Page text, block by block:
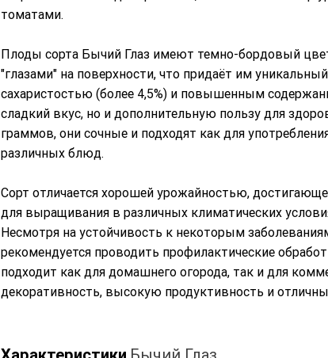
томатами.
Плоды сорта Бычий Глаз имеют темно-бордовый
"глазами" на поверхности, что придаёт им
сахаристостью (более 4,5%) и повышенным
сладкий вкус, но и дополнительную пользу для
граммов, они сочные и подходят как для
различных блюд.
Сорт отличается хорошей урожайностью,
для выращивания в различных климатических
Несмотря на устойчивость к некоторым
рекомендуется проводить профилактические
подходит как для домашнего огорода, так и для
декоративность, высокую продуктивность и